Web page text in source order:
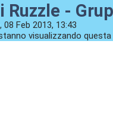
Ruzzle -
Feb 2013, 13:43
visualizzando questa